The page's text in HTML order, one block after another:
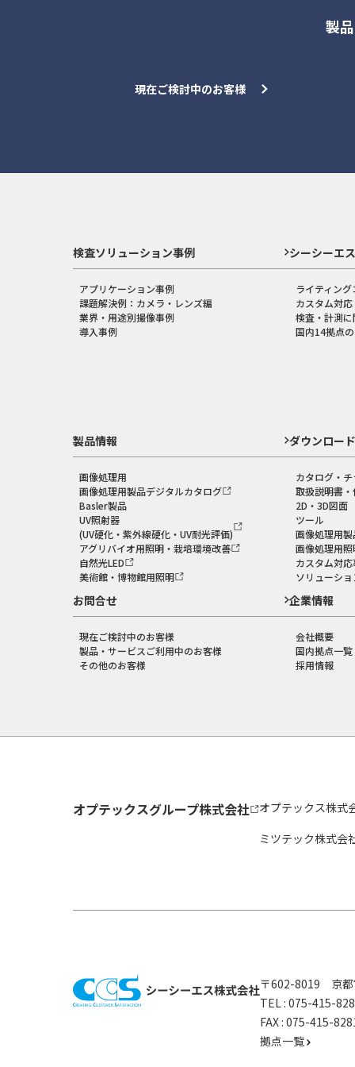
製
現在ご検討中のお客様
検査ソリューション事例
アプリケーション事例
課題解決例：カメラ・レンズ編
業界・用途別撮像事例
導入事例
シーシーエ
ライティン
カスタム対応
検査・計測
国内14拠点
製品情報
画像処理用
画像処理用製品デジタルカタログ
Basler製品
UV照射器
(UV硬化・紫外線硬化・UV耐光評価)
アグリバイオ用照明・栽培環境改善
自然光LED
美術館・博物館用照明
ダウンロード
カタログ・チ
取扱説明書
2D・3D図面
ツール
画像処理用
画像処理用
カスタム対応
ソリューシ
お問合せ
現在ご検討中のお客様
製品・サービスご利用中のお客様
その他のお客様
企業情報
会社概要
国内拠点一覧
採用情報
オプテックスグループ株式会社 オプテックス株式
ミツテック株式会
〒602-8019 京都
TEL : 075-415-
FAX : 075-415-
拠点一覧